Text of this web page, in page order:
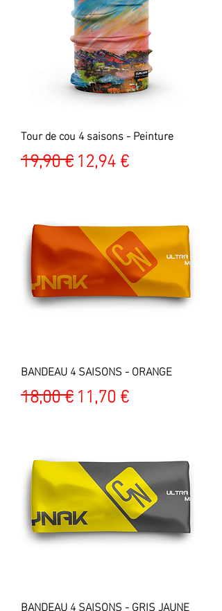
Tour de cou 4 saisons - Peinture
Prix original
19,90 €Prix promotionnel
12,94 €
BANDEAU 4 SAISONS - ORANGE
Prix original
18,00 €Prix promotionnel
11,70 €
BANDEAU 4 SAISONS - GRIS JAUNE